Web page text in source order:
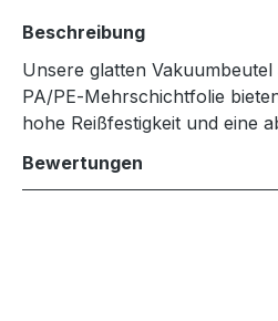
Beschreibung
Unsere glatten Vakuumbeutel
PA/PE‑Mehrschichtfolie
hohe Reißfestigkeit und eine
Bewertungen